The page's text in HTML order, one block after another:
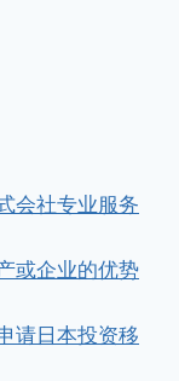
会社专业服务
或企业的优势
请日本投资移